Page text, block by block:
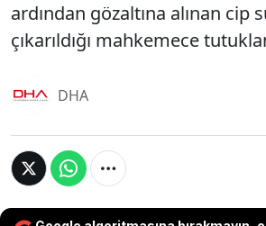
ardından gözaltına alınan cip
çıkarıldığı mahkemece
DHA